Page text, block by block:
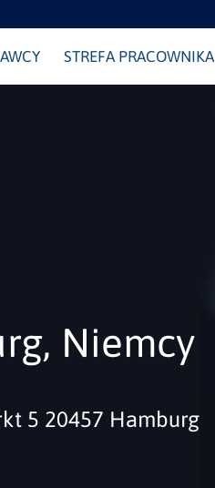
STREFA PRACOWNIKA
Niemcy
5 20457 Hamburg